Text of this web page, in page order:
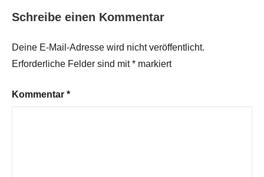
Schreibe einen Kommentar
Deine E-Mail-Adresse wird nicht veröffentlicht.
Erforderliche Felder sind mit* markiert
Kommentar *